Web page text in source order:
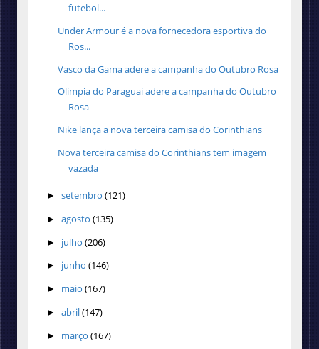
futebol...
Under Armour é a nova fornecedora esportiva do
Ros...
Vasco da Gama adere a campanha do Outubro Rosa
Olimpia do Paraguai adere a campanha do Outubro
Rosa
Nike lança a nova terceira camisa do Corinthians
Nova terceira camisa do Corinthians tem imagem
vazada
► setembro (121)
► agosto (135)
► julho (206)
► junho (146)
► maio (167)
► abril(147)
► março (167)